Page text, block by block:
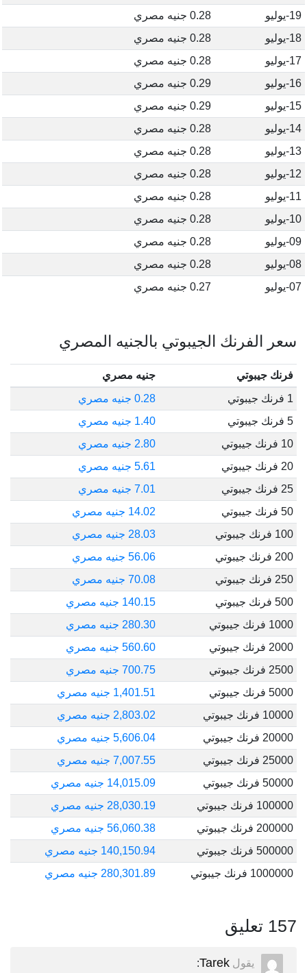
19-يوليو
0.28 جنيه مصري
18-يوليو
0.28 جنيه مصري
17-يوليو
0.28 جنيه مصري
16-يوليو
0.29 جنيه مصري
15-يوليو
0.29 جنيه مصري
14-يوليو
0.28 جنيه مصري
13-يوليو
0.28 جنيه مصري
12-يوليو
0.28 جنيه مصري
11-يوليو
0.28 جنيه مصري
10-يوليو
0.28 جنيه مصري
09-يوليو
0.28 جنيه مصري
08-يوليو
0.28 جنيه مصري
07-يوليو
0.27 جنيه مصري
سعر الفرنك الجيبوتي بالجنيه المصري
فرنك جيبوتي
جنيه مصري
1 فرنك جيبوتي
0.28 جنيه مصري
5 فرنك جيبوتي
1.40 جنيه مصري
10 فرنك جيبوتي
2.80 جنيه مصري
20 فرنك جيبوتي
5.61 جنيه مصري
25 فرنك جيبوتي
7.01 جنيه مصري
50 فرنك جيبوتي
14.02 جنيه مصري
100 فرنك جيبوتي
28.03 جنيه مصري
200 فرنك جيبوتي
56.06 جنيه مصري
250 فرنك جيبوتي
70.08 جنيه مصري
500 فرنك جيبوتي
140.15 جنيه مصري
1000 فرنك جيبوتي
280.30 جنيه مصري
2000 فرنك جيبوتي
560.60 جنيه مصري
2500 فرنك جيبوتي
700.75 جنيه مصري
5000 فرنك جيبوتي
1,401.51 جنيه مصري
10000 فرنك جيبوتي
2,803.02 جنيه مصري
20000 فرنك جيبوتي
5,606.04 جنيه مصري
25000 فرنك جيبوتي
7,007.55 جنيه مصري
50000 فرنك جيبوتي
14,015.09 جنيه مصري
100000 فرنك جيبوتي
28,030.19 جنيه مصري
200000 فرنك جيبوتي
56,060.38 جنيه مصري
500000 فرنك جيبوتي
140,150.94 جنيه مصري
1000000 فرنك جيبوتي
280,301.89 جنيه مصري
157 تعليق
يقول Tarek
: